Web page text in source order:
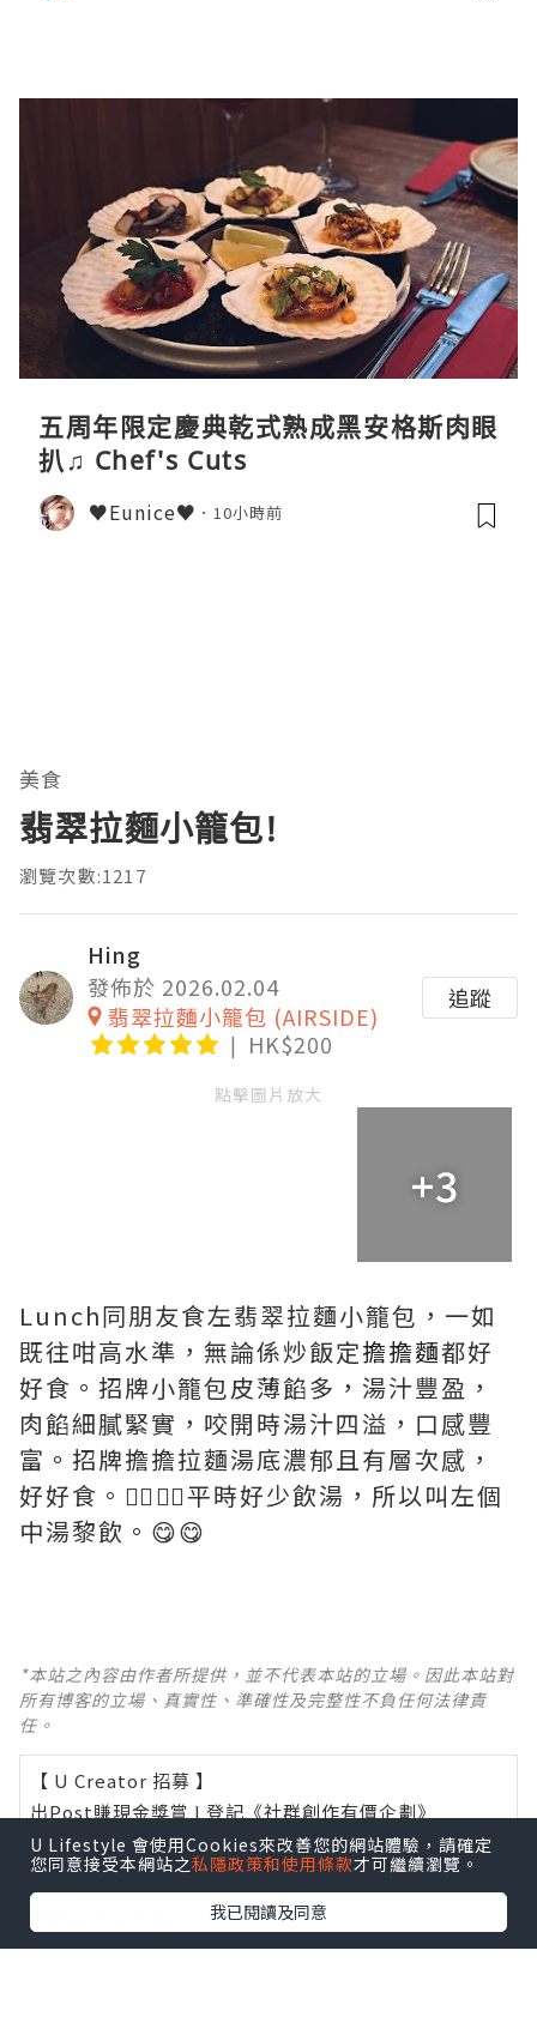
五周年限定慶典乾式熟成黑安格斯肉眼
扒♫ Chef's Cuts
♥Eunice♥ 10小時前
美食
翡翠拉麵小籠包!
瀏覽次數:1217
Hing
發佈於 2026.02.04
翡翠拉麵小籠包 (AIRSIDE)
HK$200
追蹤
點擊圖片放大
+3
Lunch同朋友食左翡翠拉麵小籠包， 一如
既往咁高水準，無論係炒飯定擔擔麵都好
好食。招牌小籠包皮薄餡多，湯汁豐盈，
肉餡細膩緊實，咬開時湯汁四溢，口感豐
富。招牌擔擔拉麵湯底濃郁且有層次感，
好好食。👍🏻👍🏻平時好少飲湯，所以叫左個
中湯黎飲。😋😋
*本站之內容由作者所提供，並不代表本站的立場。因此本站對
所有博客的立場、真實性、準確性及完整性不負任何法律責
任。
【 U Creator 招募 】
出Post賺現金獎賞 l 登記《社群創作有價企劃》
【 睇Post + 參加品牌活動 】
瀏覽更多社群打卡丶旅遊丶美食丶親子丶寵物丶扮靚
攻略
U Lifestyle 會使用Cookies來改善您的網站體驗，請確定
您同意接受本網站之私隱政策和使用條款才可繼續瀏覽。
我已閱讀及同意